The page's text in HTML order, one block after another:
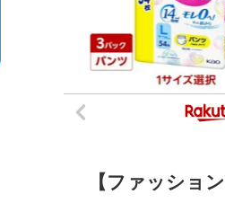
【ファッショ